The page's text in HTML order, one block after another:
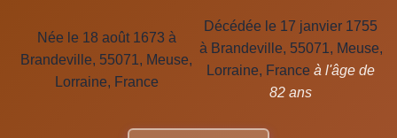
Née le 18 août 1673 à
Brandeville, 55071, Meuse,
Lorraine, France
Décédée le 17 janvier 1755
à Brandeville, 55071, Meuse,
Lorraine, France à l'âge de
82 ans